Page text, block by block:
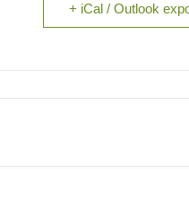
+ iCal / Outlook